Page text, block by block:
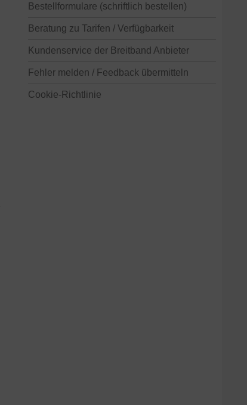
Bestellformulare (schriftlich bestellen)
Beratung zu Tarifen / Verfügbarkeit
Kundenservice der Breitband Anbieter
Fehler melden / Feedback übermitteln
Cookie-Richtlinie